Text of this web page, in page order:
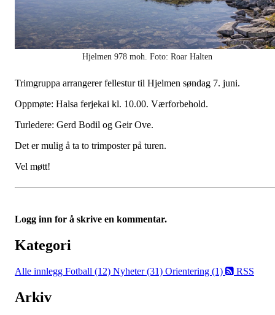
Hjelmen 978 moh. Foto: Roar Halten
Trimgruppa arrangerer fellestur til Hjelmen søndag 7. juni.
Oppmøte: Halsa ferjekai kl. 10.00. Værforbehold.
Turledere: Gerd Bodil og Geir Ove.
Det er mulig å ta to trimposter på turen.
Vel møtt!
Logg inn for å skrive en kommentar.
Kategori
Alle innlegg Fotball (12) Nyheter (31) Orientering (1) RSS
Arkiv